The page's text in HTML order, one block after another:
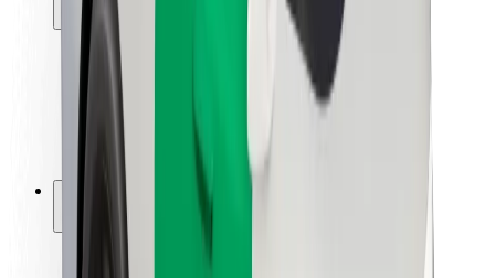
Utasbiztonság
Sofőr biztonság
E-roller biztonság
Biztonsági részleg
Lokációk